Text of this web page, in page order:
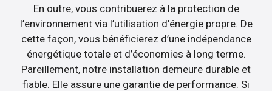
En outre, vous contribuerez à la protection de
l’environnement via l’utilisation d’énergie propre. De
cette façon, vous bénéficierez d’une indépendance
énergétique totale et d’économies à long terme.
Pareillement, notre installation demeure durable et
fiable. Elle assure une garantie de performance. Si